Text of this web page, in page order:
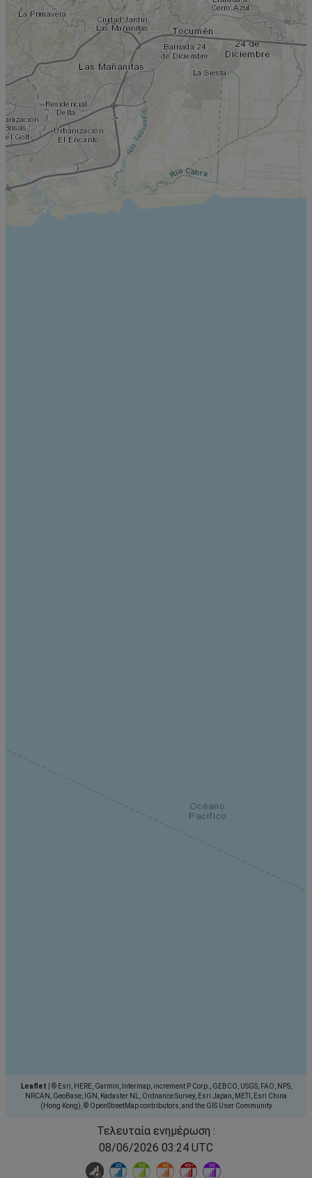
Leaflet
© Esri, HERE, Garmin, Intermap, increment P Corp., GEBCO, USGS, FAO, NPS,
NRCAN, GeoBase, IGN, Kadaster NL, Ordnance Survey, Esri Japan, METI, Esri China
(Hong Kong), © OpenStreetMap contributors, and the GIS User Community
Τελευταία ενημέρωση :
08/06/2026 03:24 UTC